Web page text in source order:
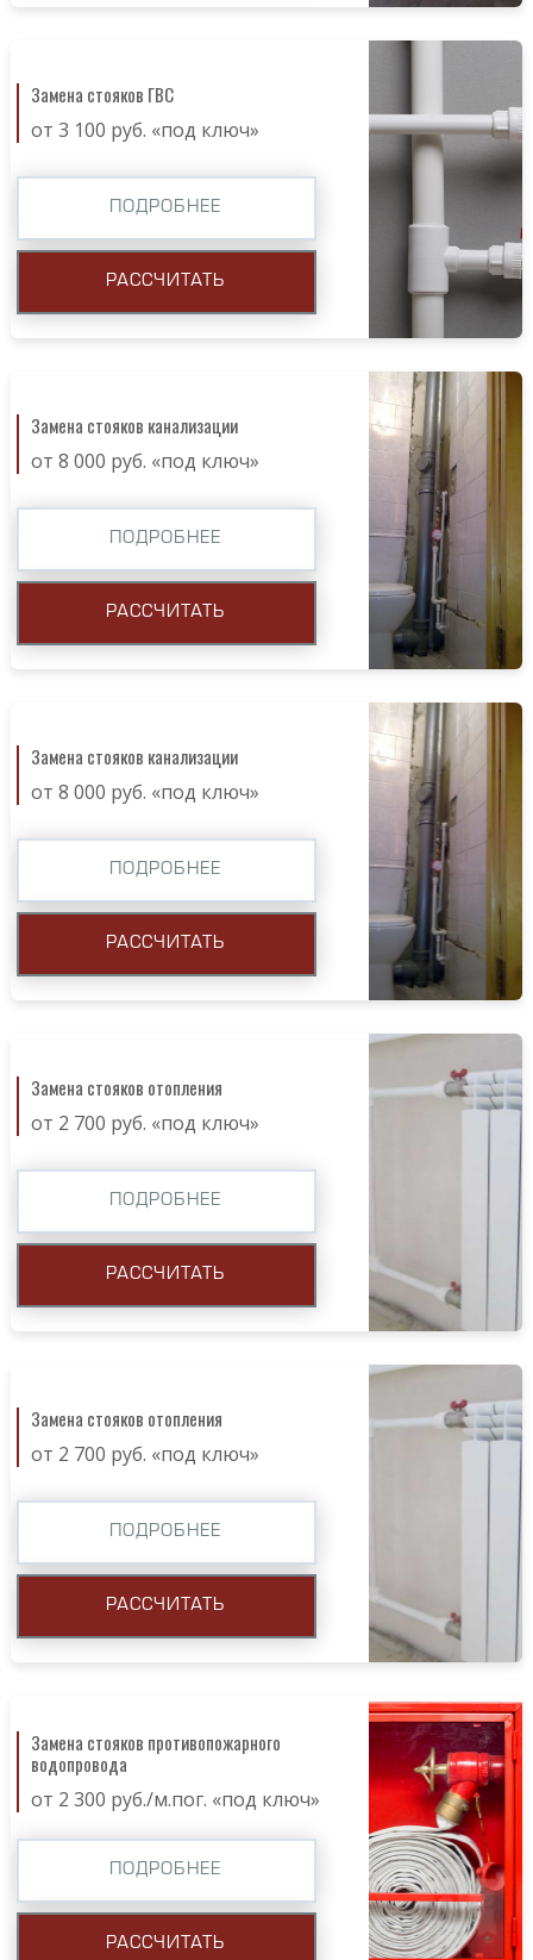
Замена стояков ГВС
от 3 100 руб. «под ключ»
ПОДРОБНЕЕ
РАССЧИТАТЬ
Замена стояков канализации
от 8 000 руб. «под ключ»
ПОДРОБНЕЕ
РАССЧИТАТЬ
Замена стояков канализации
от 8 000 руб. «под ключ»
ПОДРОБНЕЕ
РАССЧИТАТЬ
Замена стояков отопления
от 2 700 руб. «под ключ»
ПОДРОБНЕЕ
РАССЧИТАТЬ
Замена стояков отопления
от 2 700 руб. «под ключ»
ПОДРОБНЕЕ
РАССЧИТАТЬ
Замена стояков противопожарного
водопровода
от 2 300 руб./м.пог. «под ключ»
ПОДРОБНЕЕ
РАССЧИТАТЬ